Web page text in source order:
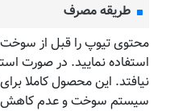
طریقه مصرف
نیافتد. این محصول کاملا
سیستم سوخت و عدم کاهش